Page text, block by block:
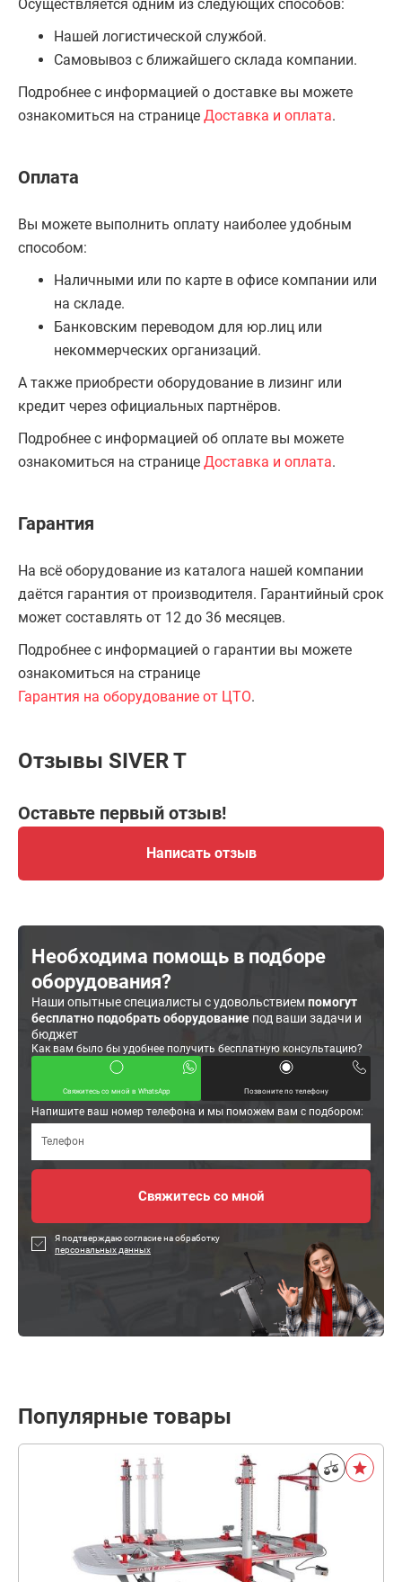
Осуществляется одним из следующих способов:
Нашей логистической службой.
Самовывоз с ближайшего склада компании.
Подробнее с информацией о доставке вы можете
ознакомиться на странице Доставка и оплата.
Оплата
Вы можете выполнить оплату наиболее удобным
способом:
Наличными или по карте в офисе компании или
на складе.
Банковским переводом для юр.лиц или
некоммерческих организаций.
А также приобрести оборудование в лизинг или
кредит через официальных партнёров.
Подробнее с информацией об оплате вы можете
ознакомиться на странице Доставка и оплата.
Гарантия
На всё оборудование из каталога нашей компании
даётся гарантия от производителя. Гарантийный срок
может составлять от 12 до 36 месяцев.
Подробнее с информацией о гарантии вы можете
ознакомиться на странице
Гарантия на оборудование от ЦТО.
Отзывы SIVER T
Оставьте первый отзыв!
Написать отзыв
Необходима помощь в подборе
оборудования?
Наши опытные специалисты с удовольствиемпомогут
бесплатно подобрать оборудование под ваши задачи и
бюджет
Как вам было бы удобнее получить бесплатную консультацию?
Свяжитесь со мной в WhatsApp Позвоните по телефону
Напишите ваш номер телефона и мы поможем вам с подбором:
Я подтверждаю согласие на обработку
персональных данных
Популярные товары